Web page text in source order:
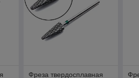
Фреза твердосплавная